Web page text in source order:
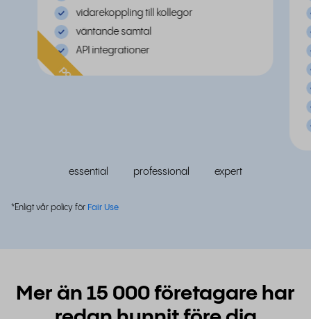
vidarekoppling till kollegor
väntande samtal
API integrationer
populär
essential professional expert
*Enligt vår policy för Fair Use
Mer än 15 000 företagare har